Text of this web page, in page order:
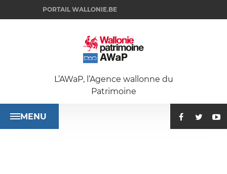
MENU
PORTAIL WALLONIE.BE
L’AWaP, l’Agence wallonne du
Patrimoine